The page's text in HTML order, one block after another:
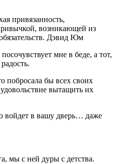
привязанность,
возникающей из
Дэвид Юм
мне в беде, а тот,
побросала бы всех своих
вытащить их
войдет в вашу дверь… даже
мы с ней дуры с детства.